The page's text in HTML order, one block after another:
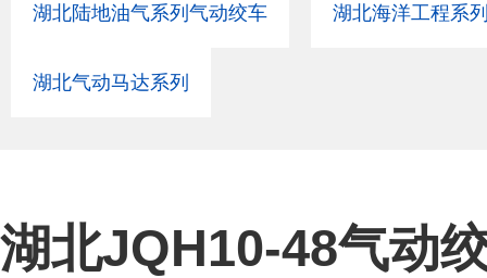
湖北陆地油气系列气动绞车 湖北海洋工程系
湖北气动马达系列
湖北JQH10-48气动